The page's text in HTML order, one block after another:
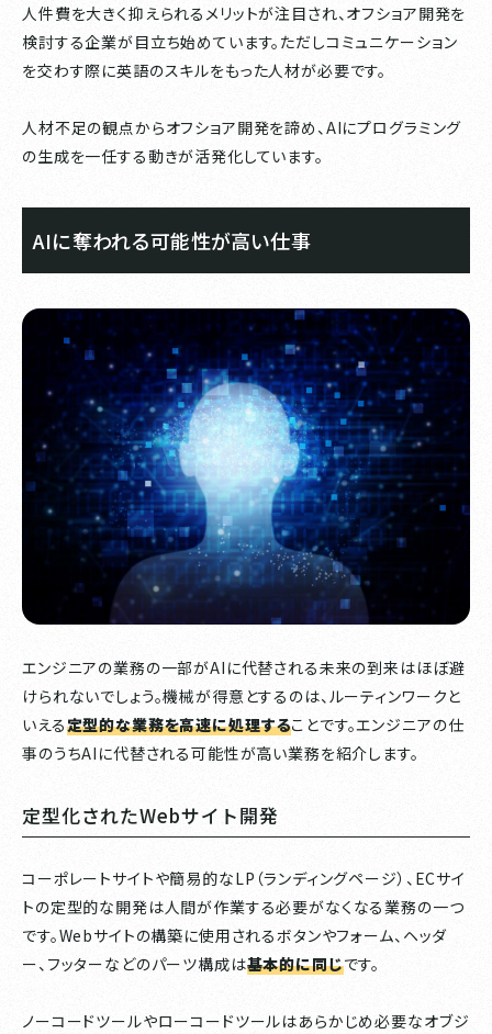
人件費を大きく抑えられるメリットが注目され、オフショア開発を
検討する企業が目立ち始めています。ただしコミュニケーション
を交わす際に英語のスキルをもった人材が必要です。
人材不足の観点からオフショア開発を諦め、AIにプログラミング
の生成を一任する動きが活発化しています。
AIに奪われる可能性が高い仕事
エンジニアの業務の一部がAIに代替される未来の到来はほぼ避
けられないでしょう。機械が得意とするのは、ルーティンワークと
いえる定型的な業務を高速に処理することです。エンジニアの仕
事のうちAIに代替される可能性が高い業務を紹介します。
定型化されたWebサイト開発
コーポレートサイトや簡易的なLP（ランディングページ）、ECサイ
トの定型的な開発は人間が作業する必要がなくなる業務の一つ
です。Webサイトの構築に使用されるボタンやフォーム、ヘッダ
ー、フッターなどのパーツ構成は基本的に同じです。
ノーコードツールやローコードツールはあらかじめ必要なオブジ